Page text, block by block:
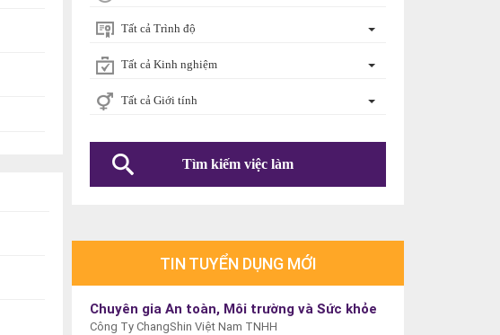
Tất cả Trình độ
Tất cả Kinh nghiệm
Tất cả Giới tính
TIN TUYỂN DỤNG MỚI
Chuyên gia An toàn, Môi trường và Sức khỏe
Công Ty ChangShin Việt Nam TNHH